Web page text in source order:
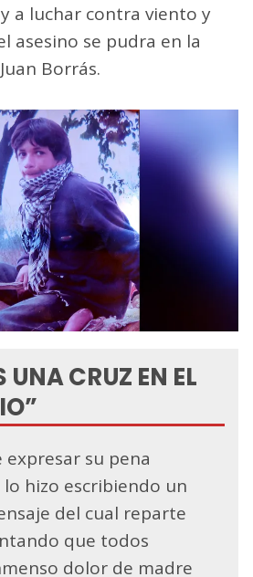
a luchar contra viento y
asesino se pudra en la
Borrás.
UNA CRUZ EN EL
expresar su pena
hizo escribiendo un
del cual reparte
que todos
dolor de madre